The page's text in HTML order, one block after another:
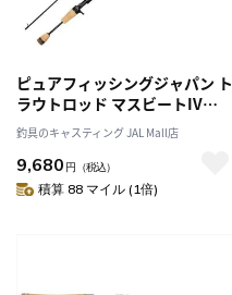
ピュアフィッシングジャパン ト
ラウトロッド マスビートIV
MBEC-582UL (ベイト/2ピース)
釣具のキャスティング JAL Mall店
9,680 円 （税込）
積算 88 マイル (1倍)